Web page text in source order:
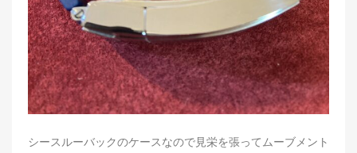
シースルーバックのケースなので見栄を張ってムーブメント